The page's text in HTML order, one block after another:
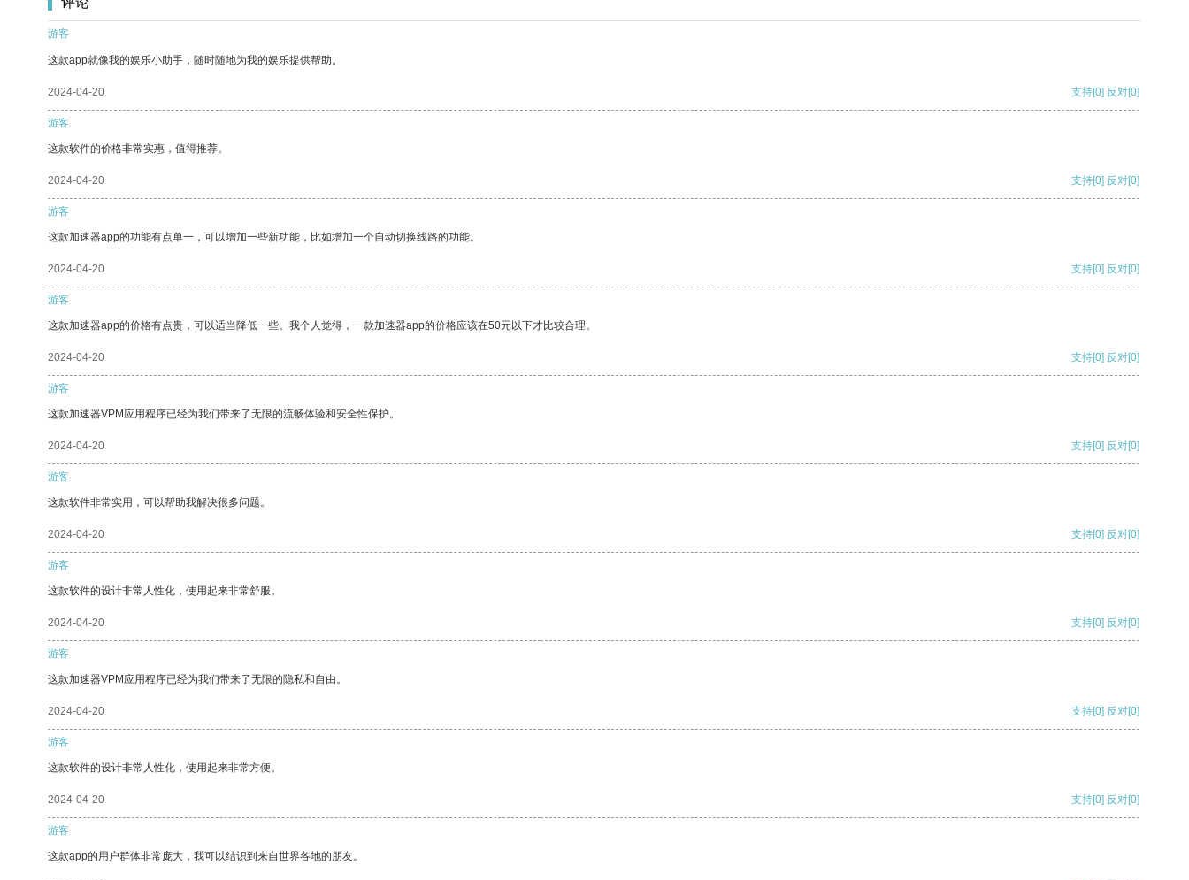
游客
这款app就像我的娱乐小助手，随时随地为我的娱乐提供帮助。
2024-04-20 支持[0] 反对[0]
游客
这款软件的价格非常实惠，值得推荐。
2024-04-20 支持[0] 反对[0]
游客
这款加速器app的功能有点单一，可以增加一些新功能，比如增加一个自动切换线路的功能。
2024-04-20 支持[0] 反对[0]
游客
这款加速器app的价格有点贵，可以适当降低一些。我个人觉得，一款加速器app的价格应该在50元以下才比较合理。
2024-04-20 支持[0] 反对[0]
游客
这款加速器VPM应用程序已经为我们带来了无限的流畅体验和安全性保护。
2024-04-20 支持[0] 反对[0]
游客
这款软件非常实用，可以帮助我解决很多问题。
2024-04-20 支持[0] 反对[0]
游客
这款软件的设计非常人性化，使用起来非常舒服。
2024-04-20 支持[0] 反对[0]
游客
这款加速器VPM应用程序已经为我们带来了无限的隐私和自由。
2024-04-20 支持[0] 反对[0]
游客
这款软件的设计非常人性化，使用起来非常方便。
2024-04-20 支持[0] 反对[0]
游客
这款app的用户群体非常庞大，我可以结识到来自世界各地的朋友。